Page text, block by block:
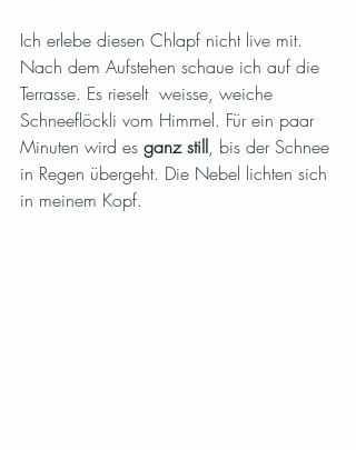
Ich erlebe diesen Chlapf nicht live mit.
Nach dem Aufstehen schaue ich auf die
Terrasse. Es rieselt  weisse, weiche
Schneeflöckli vom Himmel. Für ein paar
Minuten wird es ganz still, bis der Schnee
in Regen übergeht. Die Nebel lichten sich
in meinem Kopf.